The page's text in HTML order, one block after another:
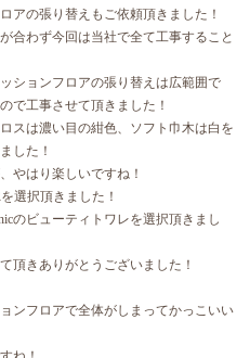
アの張り替えもご依頼頂きました！
合わず今回は当社で全て工事すること
ションフロアの張り替えは広範囲で
で工事させて頂きました！
スは濃い目の紺色、ソフト巾木は白を
した！
やはり楽しいですね！
選択頂きました！
のビューティトワレを選択頂きまし
頂きありがとうございました！
ンフロアで全体がしまってかっこいい